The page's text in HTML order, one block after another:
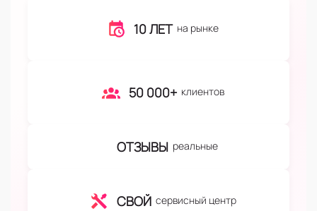
10 ЛЕТ на рынке
50 000+ клиентов
ОТЗЫВЫ реальные
СВОЙ сервисный центр